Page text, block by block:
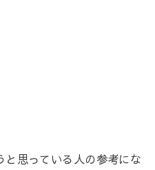
思っている人の参考にな